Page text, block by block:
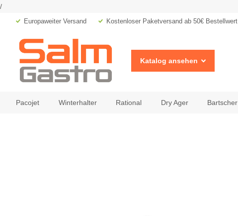
/
Europaweiter Versand Kostenloser Paketversand ab 50€ Bestellwert
Katalog ansehen
Pacojet Winterhalter Rational Dry Ager Bartscher